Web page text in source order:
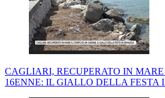
CAGLIARI, RECUPERATO IN
16ENNE: IL GIALLO DELLA FESTA